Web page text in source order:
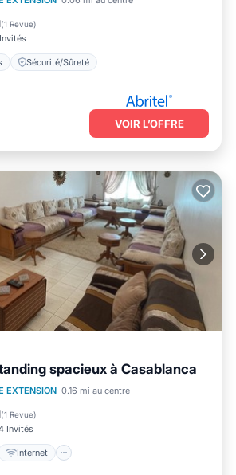
(1 Revue)
Sécurité/Sûreté
aux enfants
VOIR L’OFFRE
spacieux à Casablanca
EXTENSION 0.16 mi au centre
(1 Revue)
Invités
Internet
Internet
enfants
désigné